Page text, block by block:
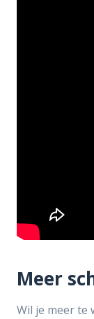
Meer
Wil je meer te